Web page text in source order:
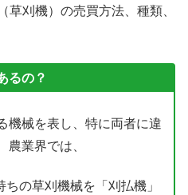
草刈機）の売買方法、種類、
るの？
機械を表し、特に両者に違
農業界では、
の草刈機械を「刈払機」